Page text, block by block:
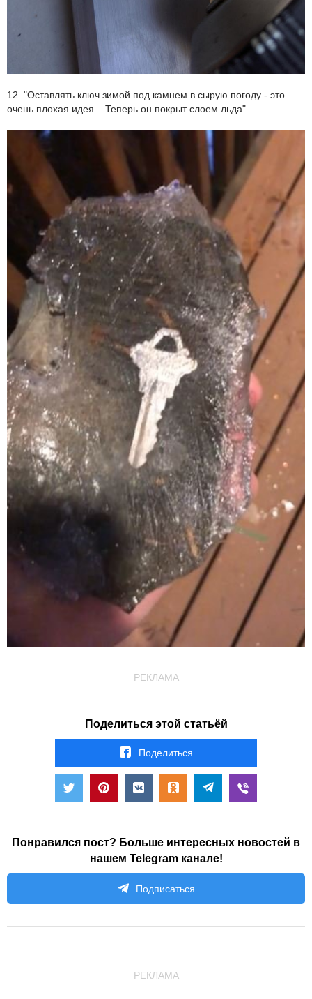
12. "Оставлять ключ зимой под камнем в сырую погоду - это
очень плохая идея... Теперь он покрыт слоем льда"
РЕКЛАМА
Поделиться этой статьёй
Поделиться
Понравился пост? Больше интересных новостей в
нашем Telegram канале!
Подписаться
РЕКЛАМА